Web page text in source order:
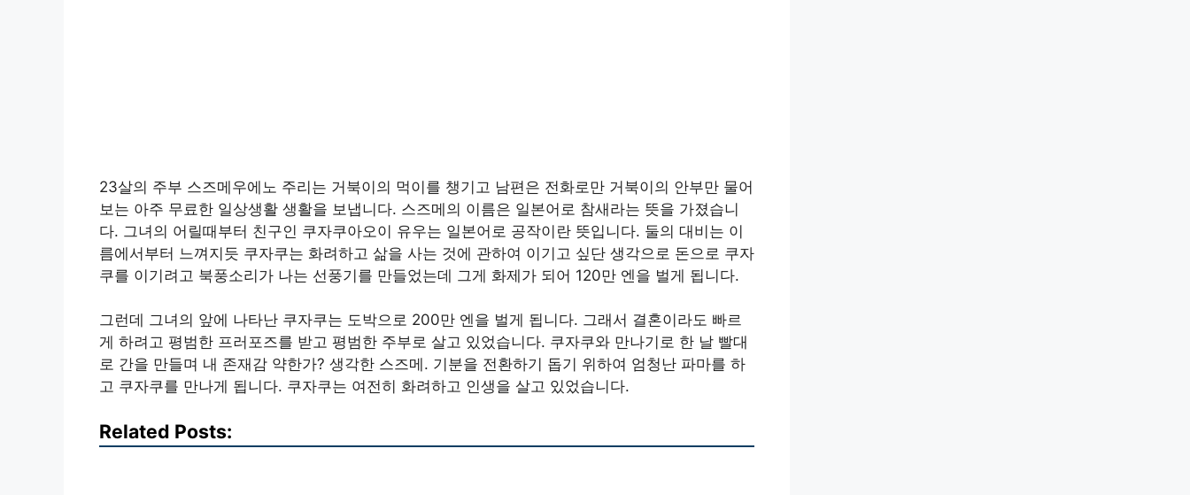
23살의 주부 스즈메우에노 주리는 거북이의 먹이를 챙기고 남편은 전화로만 거북이의 안부만 물어
보는 아주 무료한 일상생활 생활을 보냅니다. 스즈메의 이름은 일본어로 참새라는 뜻을 가졌습니
다. 그녀의 어릴때부터 친구인 쿠자쿠아오이 유우는 일본어로 공작이란 뜻입니다. 둘의 대비는 이
름에서부터 느껴지듯 쿠자쿠는 화려하고 삶을 사는 것에 관하여 이기고 싶단 생각으로 돈으로 쿠자
쿠를 이기려고 북풍소리가 나는 선풍기를 만들었는데 그게 화제가 되어 120만 엔을 벌게 됩니다.
그런데 그녀의 앞에 나타난 쿠자쿠는 도박으로 200만 엔을 벌게 됩니다. 그래서 결혼이라도 빠르
게 하려고 평범한 프러포즈를 받고 평범한 주부로 살고 있었습니다. 쿠자쿠와 만나기로 한 날 빨대
로 간을 만들며 내 존재감 약한가? 생각한 스즈메. 기분을 전환하기 돕기 위하여 엄청난 파마를 하
고 쿠자쿠를 만나게 됩니다. 쿠자쿠는 여전히 화려하고 인생을 살고 있었습니다.
Related Posts: